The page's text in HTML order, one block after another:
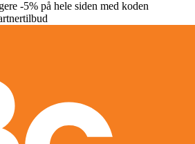
-5% på hele siden med koden